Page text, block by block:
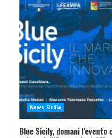
News Sicilia
Blue Sicily, domani